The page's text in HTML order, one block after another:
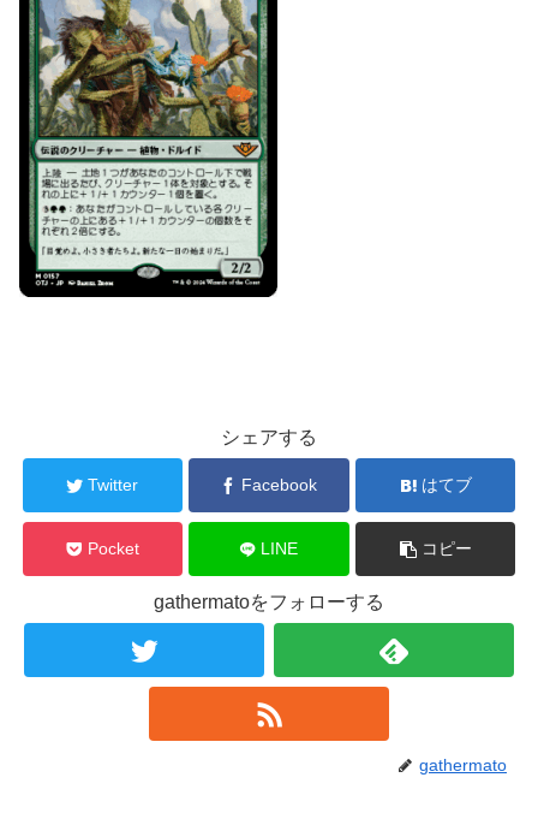
シェアする
Twitter Facebook はてブ
Pocket LINE コピー
gathermatoをフォローする
gathermato